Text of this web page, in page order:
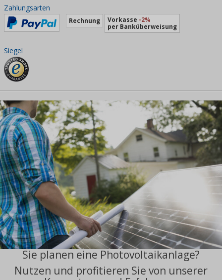
Zahlungsarten
Rechnung Vorkasse -2%
per Banküberweisung
Siegel
Sie planen eine Photovoltaikanlage?
Nutzen und profitieren Sie von unserer